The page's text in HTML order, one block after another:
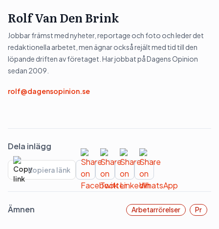
Rolf Van Den Brink
Jobbar främst med nyheter, reportage och foto och leder det
redaktionella arbetet, men ägnar också rejält med tid till den
löpande driften av företaget. Har jobbat på Dagens Opinion
sedan 2009.
rolf@dagensopinion.se
Dela inlägg
Kopiera länk
Ämnen Arbetarrörelser Pr